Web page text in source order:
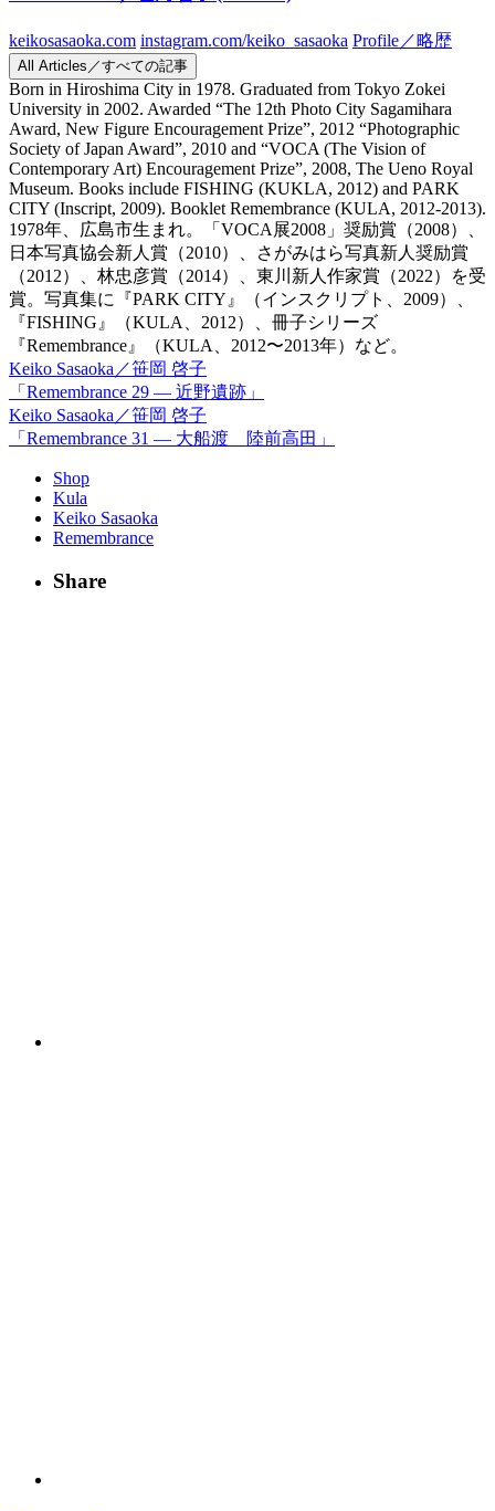
keikosasaoka.com instagram.com/keiko_sasaoka Profile／略歴
All Articles／すべての記事
Born in Hiroshima City in 1978. Graduated from Tokyo Zokei
University in 2002. Awarded “The 12th Photo City Sagamihara
Award, New Figure Encouragement Prize”, 2012 “Photographic
Society of Japan Award”, 2010 and “VOCA (The Vision of
Contemporary Art) Encouragement Prize”, 2008, The Ueno Royal
Museum. Books include FISHING (KUKLA, 2012) and PARK
CITY (Inscript, 2009). Booklet Remembrance (KULA, 2012-2013).
1978年、広島市生まれ。「VOCA展2008」奨励賞（2008）、
日本写真協会新人賞（2010）、さがみはら写真新人奨励賞
（2012）、林忠彦賞（2014）、東川新人作家賞（2022）を受
賞。写真集に『PARK CITY』（インスクリプト、2009）、
『FISHING』（KULA、2012）、冊子シリーズ
『Remembrance』（KULA、2012〜2013年）など。
Keiko Sasaoka／笹岡 啓子
「Remembrance 29 — 近野遺跡」
Keiko Sasaoka／笹岡 啓子
「Remembrance 31 — 大船渡 陸前高田」
Shop
Kula
Keiko Sasaoka
Remembrance
Share